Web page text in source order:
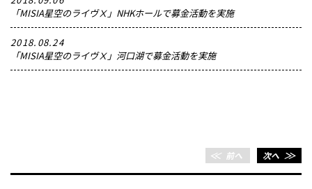
「MISIA星空のライヴⅩ」NHKホールで募金活動を実施
2018.08.24
「MISIA星空のライヴⅩ」河口湖で募金活動を実施
＜＜前へ 次へ＞＞